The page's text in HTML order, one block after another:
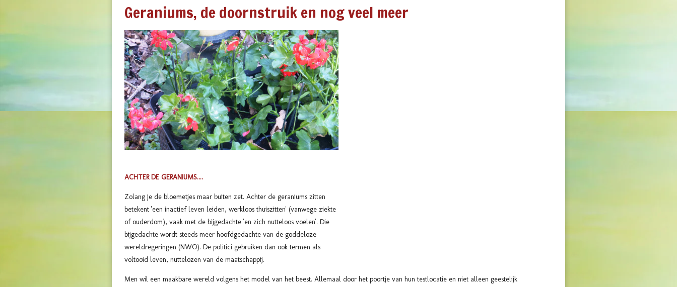
Geraniums, de doornstruik en nog veel meer
ACHTER DE GERANIUMS....
Zolang je de bloemetjes maar buiten zet. Achter de geraniums zitten
betekent 'een inactief leven leiden, werkloos thuiszitten' (vanwege ziekte
of ouderdom), vaak met de bijgedachte 'en zich nutteloos voelen'. Die
bijgedachte wordt steeds meer hoofdgedachte van de goddeloze
wereldregeringen (NWO). De politici gebruiken dan ook termen als
voltooid leven, nuttelozen van de maatschappij.
Men wil een maakbare wereld volgens het model van het beest. Allemaal door het poortje van hun testlocatie en niet alleen geestelijk